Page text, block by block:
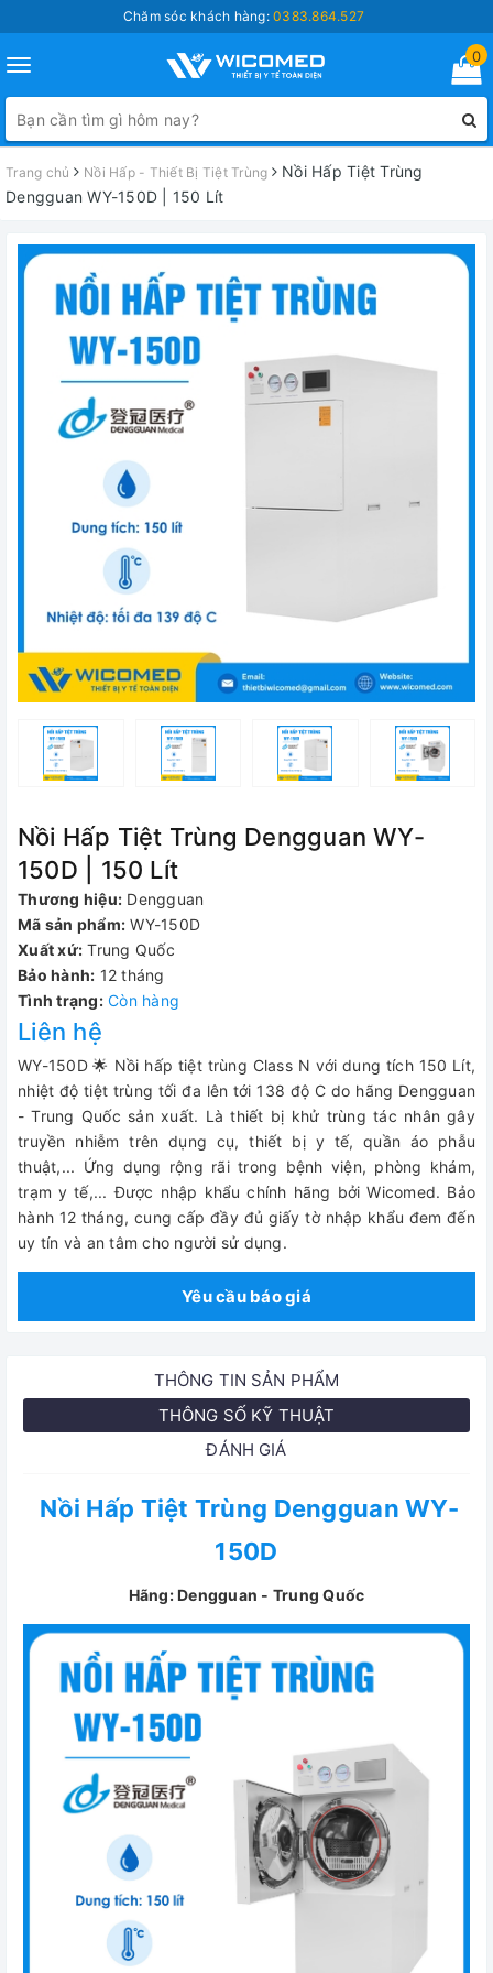
Chăm sóc khách hàng:0383.864.527
Toggle
navigation
0
Trang chủ Nồi Hấp - Thiết Bị Tiệt Trùng
Nồi Hấp Tiệt Trùng
Dengguan WY-150D | 150 Lít
Nồi Hấp Tiệt Trùng Dengguan WY-
150D | 150 Lít
Thương hiệu: Dengguan
Mã sản phẩm: WY-150D
Xuất xứ: Trung Quốc
Bảo hành: 12 tháng
Tình trạng: Còn hàng
Liên hệ
WY-150D 🌟 Nồi hấp tiệt trùng Class N với dung tích 150 Lít,
nhiệt độ tiệt trùng tối đa lên tới 138 độ C do hãng Dengguan
- Trung Quốc sản xuất. Là thiết bị khử trùng tác nhân gây
truyền nhiễm trên dụng cụ, thiết bị y tế, quần áo phẫu
thuật,... Ứng dụng rộng rãi trong bệnh viện, phòng khám,
trạm y tế,... Được nhập khẩu chính hãng bởi Wicomed. Bảo
hành 12 tháng, cung cấp đầy đủ giấy tờ nhập khẩu đem đến
uy tín và an tâm cho người sử dụng.
Yêu cầu báo giá
THÔNG TIN SẢN PHẨM
THÔNG SỐ KỸ THUẬT
ĐÁNH GIÁ
Nồi Hấp Tiệt Trùng Dengguan WY-
150D
Hãng: Dengguan - Trung Quốc